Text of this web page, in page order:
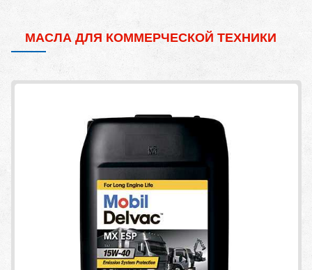
Емкость
Элементов на страницу
МАСЛА ДЛЯ КОММЕРЧЕСКОЙ ТЕХНИКИ